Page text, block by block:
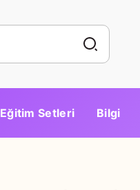
Eğitim Setleri Bilgi